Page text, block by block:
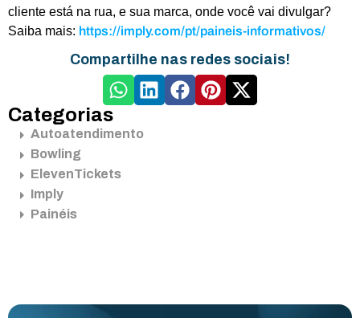
cliente está na rua, e sua marca, onde você vai divulgar?
Saiba mais: https://imply.com/pt/paineis-informativos/
Compartilhe nas redes sociais!
Categorias
Autoatendimento
Bowling
ElevenTickets
Imply
Painéis